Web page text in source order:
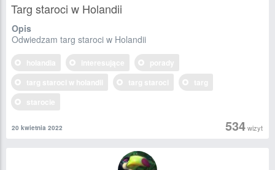
Targ staroci w Holandii
Opis
Odwiedzam targ staroci w Holandii
534wizyt
20 kwietnia 2022